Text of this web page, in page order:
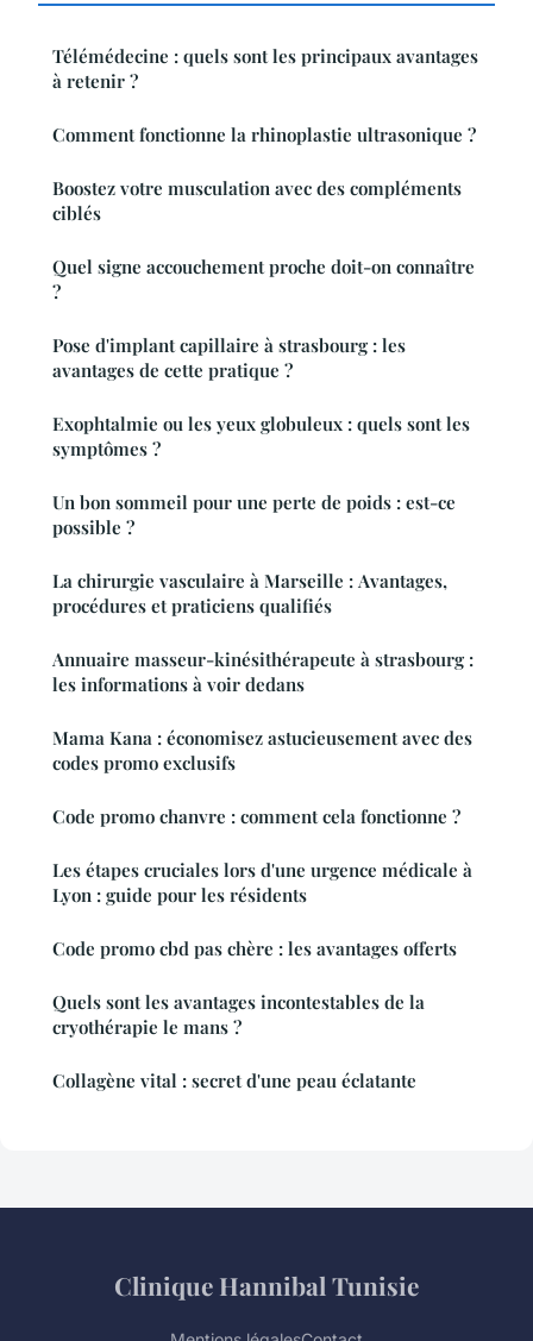
Télémédecine : quels sont les principaux avantages
à retenir ?
Comment fonctionne la rhinoplastie ultrasonique ?
Boostez votre musculation avec des compléments
ciblés
Quel signe accouchement proche doit-on connaître
?
Pose d'implant capillaire à strasbourg : les
avantages de cette pratique ?
Exophtalmie ou les yeux globuleux : quels sont les
symptômes ?
Un bon sommeil pour une perte de poids : est-ce
possible ?
La chirurgie vasculaire à Marseille : Avantages,
procédures et praticiens qualifiés
Annuaire masseur-kinésithérapeute à strasbourg :
les informations à voir dedans
Mama Kana : économisez astucieusement avec des
codes promo exclusifs
Code promo chanvre : comment cela fonctionne ?
Les étapes cruciales lors d'une urgence médicale à
Lyon : guide pour les résidents
Code promo cbd pas chère : les avantages offerts
Quels sont les avantages incontestables de la
cryothérapie le mans ?
Collagène vital : secret d'une peau éclatante
Clinique Hannibal Tunisie